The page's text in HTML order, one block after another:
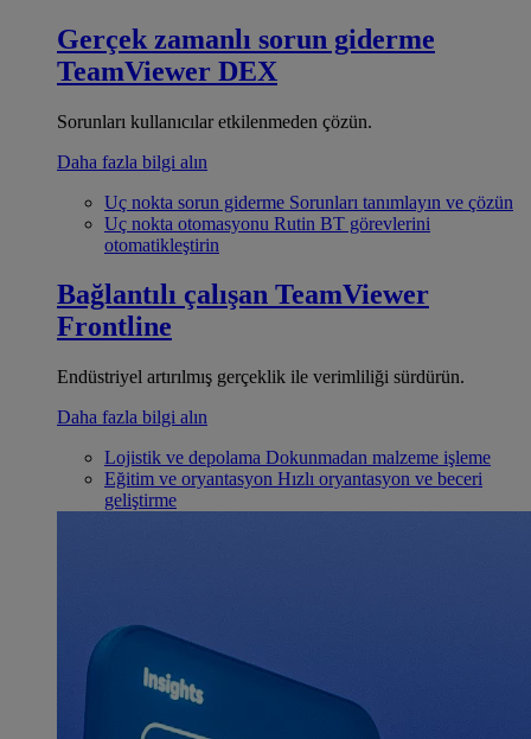
Gerçek zamanlı sorun giderme
TeamViewer DEX
Sorunları kullanıcılar etkilenmeden çözün.
Daha fazla bilgi alın
Uç nokta sorun giderme Sorunları tanımlayın ve çözün
Uç nokta otomasyonu Rutin BT görevlerini
otomatikleştirin
Bağlantılı çalışan TeamViewer
Frontline
Endüstriyel artırılmış gerçeklik ile verimliliği sürdürün.
Daha fazla bilgi alın
Lojistik ve depolama Dokunmadan malzeme işleme
Eğitim ve oryantasyon Hızlı oryantasyon ve beceri
geliştirme